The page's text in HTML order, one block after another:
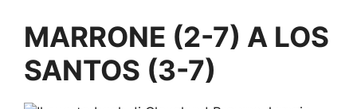
MARRONE (2-7) A LOS
SANTOS (3-7)